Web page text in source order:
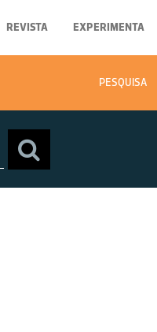
REVISTA EXPERIMENTA
PESQUISA